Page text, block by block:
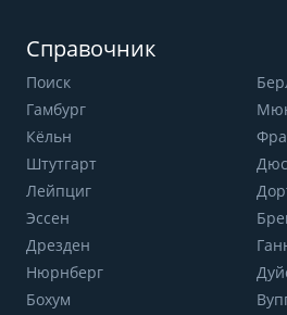
Справочник
Поиск
Гамбург
Кёльн
Штутгарт
Лейпциг
Эссен
Дрезден
Нюрнберг
Бохум